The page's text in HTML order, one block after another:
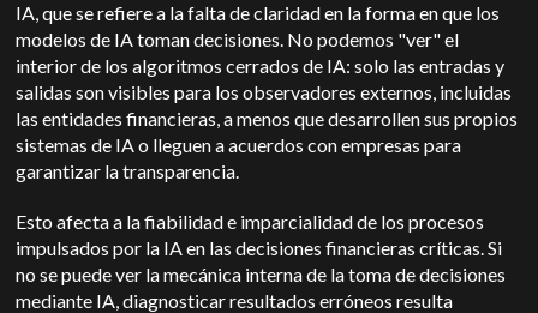
IA, que se refiere a la falta de claridad en la forma en que los
modelos de IA toman decisiones. No podemos "ver" el
interior de los algoritmos cerrados de IA: solo las entradas y
salidas son visibles para los observadores externos, incluidas
las entidades financieras, a menos que desarrollen sus propios
sistemas de IA o lleguen a acuerdos con empresas para
garantizar la transparencia.
Esto afecta a la fiabilidad e imparcialidad de los procesos
impulsados por la IA en las decisiones financieras críticas. Si
no se puede ver la mecánica interna de la toma de decisiones
mediante IA, diagnosticar resultados erróneos resulta